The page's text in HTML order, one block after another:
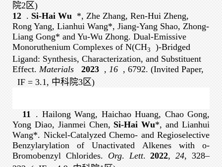
院2区)
12 . Si-Hai Wu *, Zhe Zhang, Ren-Hui Zheng,
Rong Yang, Lianhui Wang*, Jiang-Yang Shao, Zhong-
Liang Gong* and Yu-Wu Zhong. Dual-Emissive
Monoruthenium Complexes of N(CH3
)-Bridged
Ligand: Synthesis, Characterization, and Substituent
Effect. Materials 2023 , 16 , 6792. (Invited Paper,
IF = 3.1, 中科院3区)
11 . Hailong Wang, Haichao Huang, Chao Gong,
Yong Diao, Jianmei Chen, Si-Hai Wu*, and Lianhui
Wang*. Nickel-Catalyzed Chemo- and Regioselective
Benzylarylation of Unactivated Alkenes with o-
Bromobenzyl Chlorides. Org. Lett.2022,24, 328–